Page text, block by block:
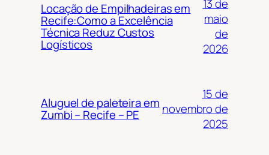
Locação de Empilhadeiras em
Recife:Como a Excelência
Técnica Reduz Custos
Logísticos
13 de
maio
de
2026
Aluguel de paleteira em
Zumbi – Recife – PE
15 de
novembro de
2025